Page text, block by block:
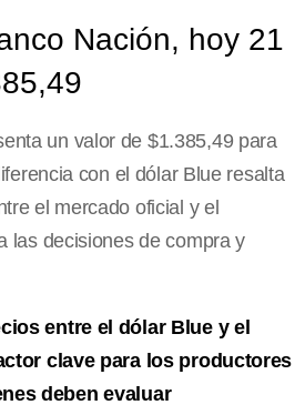
Nación, hoy 21
un valor de $1.385,49 para
con el dólar Blue resalta
el mercado oficial y el
las decisiones de compra y
entre el dólar Blue y el
clave para los productores
deben evaluar